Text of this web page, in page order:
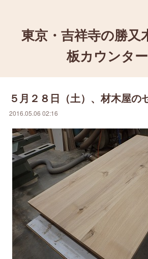
東京・吉祥寺の勝又
板カウンター
５月２８日（土）、材木屋の
2016.05.06 02:16